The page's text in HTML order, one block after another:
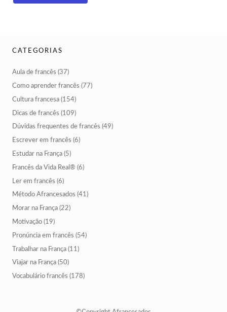
CATEGORIAS
Aula de francês (37)
Como aprender francês (77)
Cultura francesa (154)
Dicas de francês (109)
Dúvidas frequentes de francês (49)
Escrever em francês (6)
Estudar na França (5)
Francês da Vida Real® (6)
Ler em francês (6)
Método Afrancesados (41)
Morar na França (22)
Motivação (19)
Pronúncia em francês (54)
Trabalhar na França (11)
Viajar na França (50)
Vocabulário francês (178)